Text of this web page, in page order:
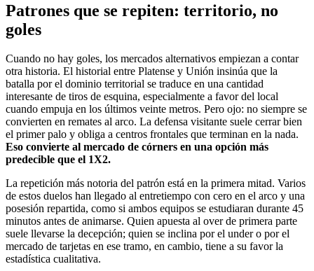
Patrones que se repiten: territorio, no
goles
Cuando no hay goles, los mercados alternativos empiezan a contar
otra historia. El historial entre Platense y Unión insinúa que la
batalla por el dominio territorial se traduce en una cantidad
interesante de tiros de esquina, especialmente a favor del local
cuando empuja en los últimos veinte metros. Pero ojo: no siempre se
convierten en remates al arco. La defensa visitante suele cerrar bien
el primer palo y obliga a centros frontales que terminan en la nada.
Eso convierte al mercado de córners en una opción más
predecible que el 1X2.
La repetición más notoria del patrón está en la primera mitad. Varios
de estos duelos han llegado al entretiempo con cero en el arco y una
posesión repartida, como si ambos equipos se estudiaran durante 45
minutos antes de animarse. Quien apuesta al over de primera parte
suele llevarse la decepción; quien se inclina por el under o por el
mercado de tarjetas en ese tramo, en cambio, tiene a su favor la
estadística cualitativa.